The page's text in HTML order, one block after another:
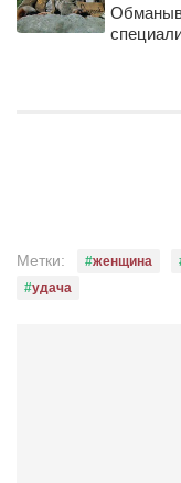
Метки: женщина
удача